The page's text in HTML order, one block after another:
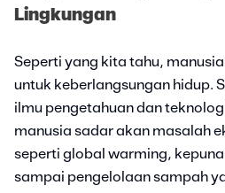
Lingkungan
Seperti yang kita tahu,
untuk keberlangsungan hidup.
ilmu pengetahuan dan
manusia sadar akan masalah
seperti global warming,
sampai pengelolaan sampah